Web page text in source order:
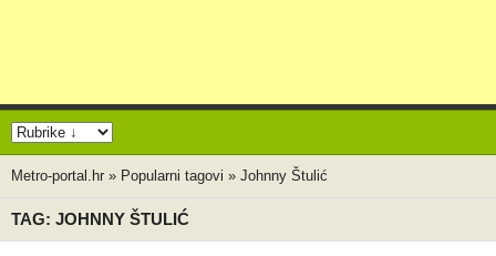
Metro-portal.hr » Popularni tagovi » Johnny Štulić
TAG: JOHNNY ŠTULIĆ